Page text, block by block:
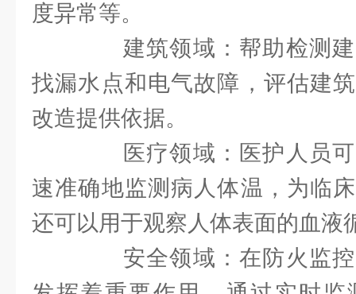
度异常等。
建筑领域：帮助检测建
找漏水点和电气故障，评估建
改造提供依据。
医疗领域：医护人员可
速准确地监测病人体温，为临
还可以用于观察人体表面的血液
安全领域：在防火监控